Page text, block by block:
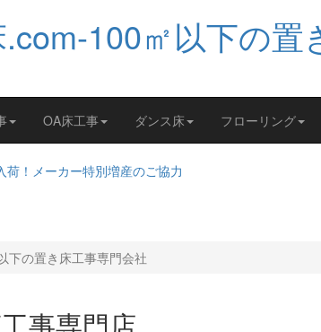
OA床工事 ダンス床 フローリング
下の置き床工事専門会社